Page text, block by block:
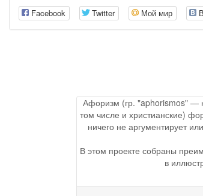
Facebook Twitter Мой мир
Афоризм (гр. "aphorismos" —
том числе и христианские)
ничего не аргументирует
В этом проекте собраны
в